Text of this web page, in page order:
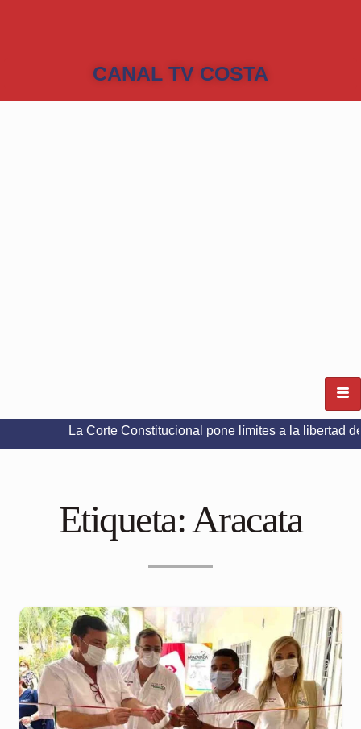
CANAL TV COSTA
La Corte Constitucional pone límites a la libertad de
Etiqueta:Aracata